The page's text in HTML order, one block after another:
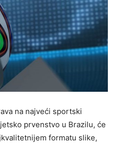
na najveći sportski
prvenstvo u Brazilu, će
formatu slike,